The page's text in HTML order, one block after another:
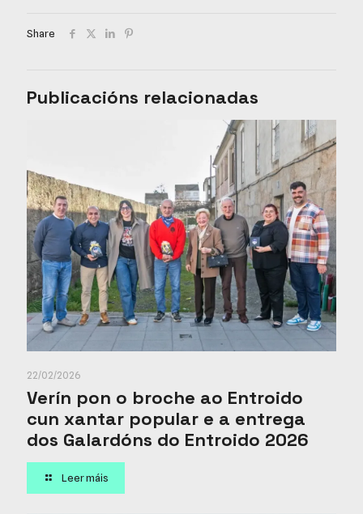
Share
Publicacións relacionadas
22/02/2026
Verín pon o broche ao Entroido
cun xantar popular e a entrega
dos Galardóns do Entroido 2026
Leer máis